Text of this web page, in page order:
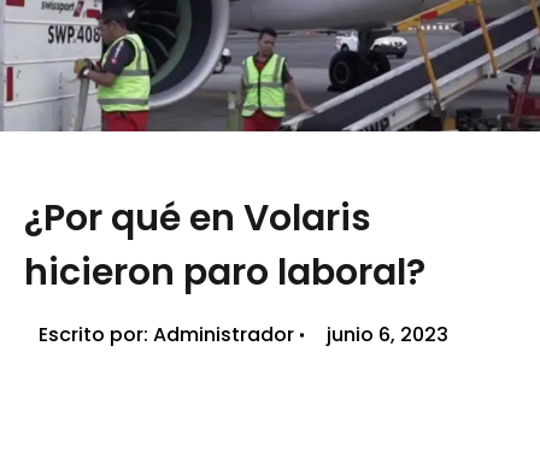
¿Por qué en Volaris
hicieron paro laboral?
Escrito por: Administrador junio 6, 2023